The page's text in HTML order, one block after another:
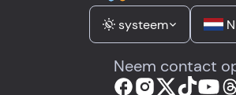
systeem
Neem contact